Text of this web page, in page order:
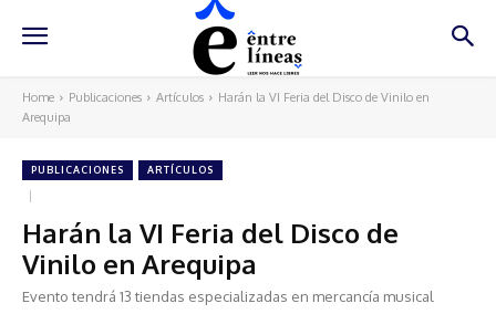
Home Publicaciones Artículos
Harán la VI Feria del Disco de Vinilo en
Arequipa
PUBLICACIONES ARTÍCULOS
Harán la VI Feria del Disco de
Vinilo en Arequipa
Evento tendrá 13 tiendas especializadas en mercancía musical